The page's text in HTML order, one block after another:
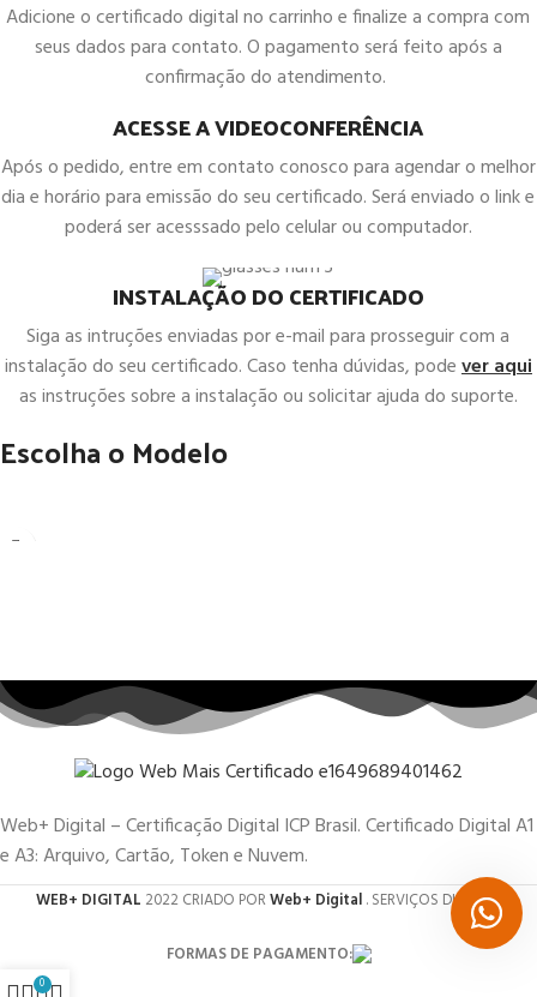
Adicione o certificado digital no carrinho e finalize a compra com
seus dados para contato. O pagamento será feito após a
confirmação do atendimento.
ACESSE A VIDEOCONFERÊNCIA
Após o pedido, entre em contato conosco para agendar o melhor
dia e horário para emissão do seu certificado. Será enviado o link e
poderá ser acesssado pelo celular ou computador.
INSTALAÇÃO DO CERTIFICADO
Siga as intruções enviadas por e-mail para prosseguir com a
instalação do seu certificado. Caso tenha dúvidas, podever aqui
as instruções sobre a instalação ou solicitar ajuda do suporte.
Escolha o Modelo
Web+ Digital – Certificação Digital ICP Brasil. Certificado Digital A1
e A3: Arquivo, Cartão, Token e Nuvem.
WEB+ DIGITAL 2022 CRIADO PORWeb+ Digital. SERVIÇOS DIGITAIS.
FORMAS DE PAGAMENTO:
0